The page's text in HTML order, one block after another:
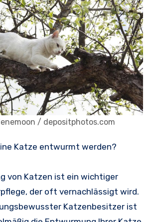
/ depositphotos.com
Katze entwurmt werden?
von Katzen ist ein wichtiger
der oft vernachlässigt wird.
Katzenbesitzer ist